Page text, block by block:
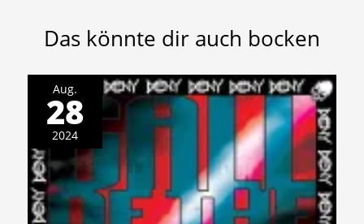
Das könnte dir auch bocken
Aug.
28
2024